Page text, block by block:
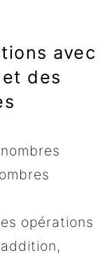
avec
des
opérations